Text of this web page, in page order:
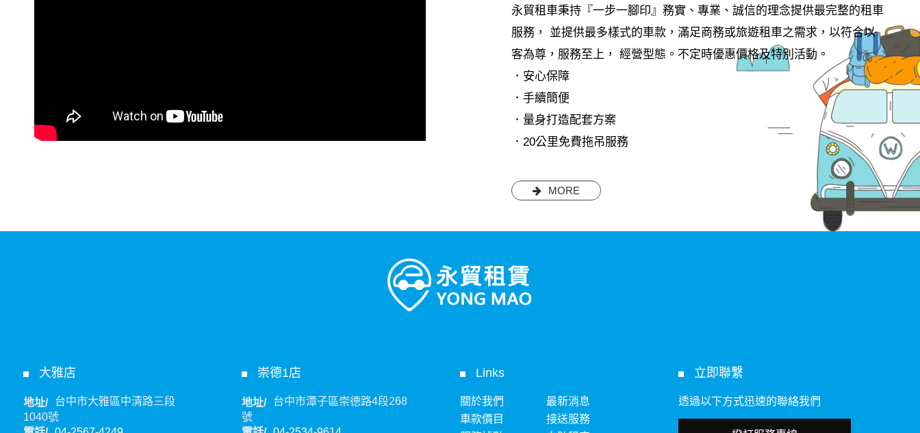
永貿租車秉持『一步一腳印』務實、專業、誠信的理念提供最完整的租車
服務， 並提供最多樣式的車款，滿足商務或旅遊租車之需求，以符合以
客為尊，服務至上， 經營型態。不定時優惠價格及特別活動。
．安心保障
．手續簡便
．量身打造配套方案
．20公里免費拖吊服務
MORE
大雅店
地址/
台中市大雅區中清路三段
1040號
崇德1店
地址/
台中市潭子區崇德路4段268
號
Links
關於我們
最新消息
車款價目
接送服務
立即聯繫
透過以下方式迅速的聯絡我們